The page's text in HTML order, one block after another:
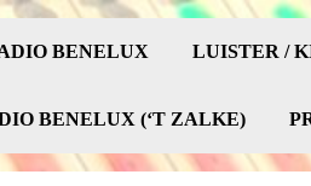
BENELUX LUISTER /
BENELUX (‘T ZALKE)